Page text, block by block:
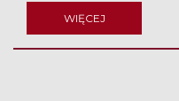
WIĘCEJ